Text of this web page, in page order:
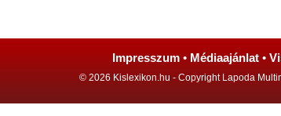
Impresszum • Médiaajánlat •
© 2026 Kislexikon.hu - Copyright Lapoda